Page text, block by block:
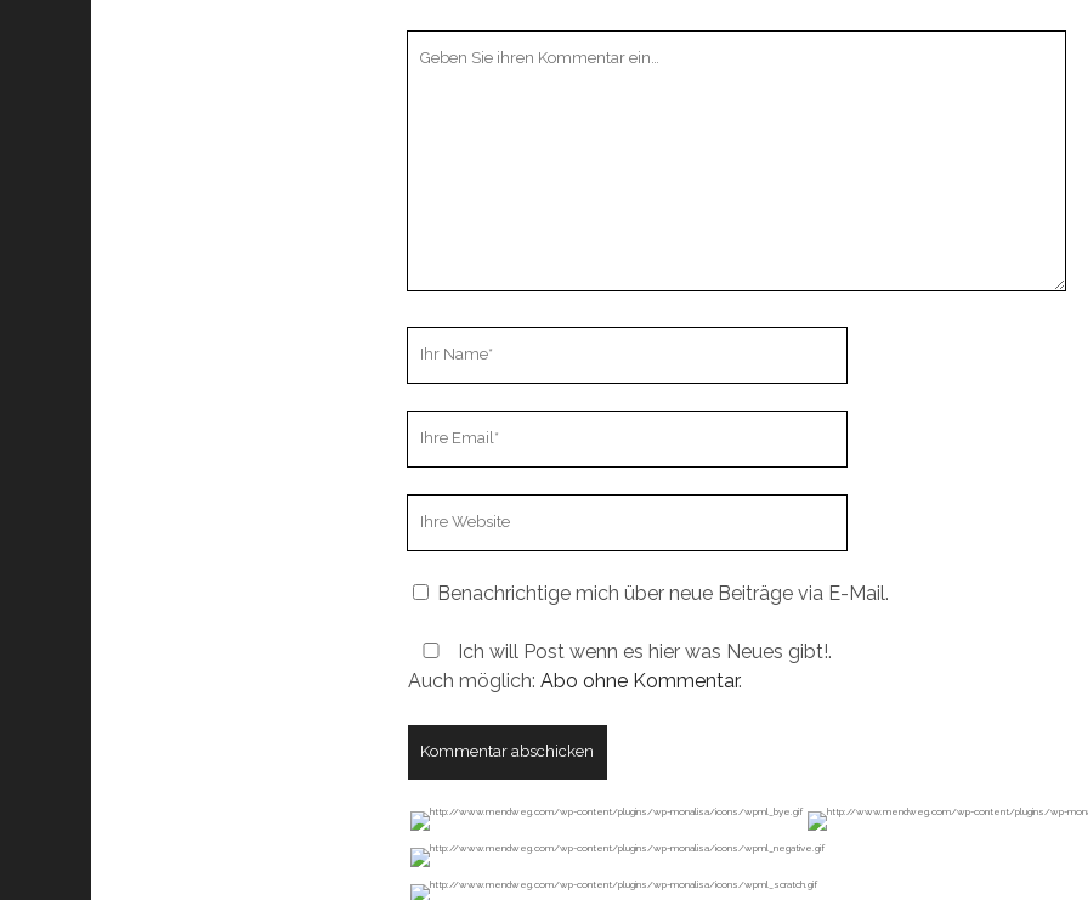
Benachrichtige mich über neue Beiträge via E-Mail.
Ich will Post wenn es hier was Neues gibt!.
Auch möglich: Abo ohne Kommentar.